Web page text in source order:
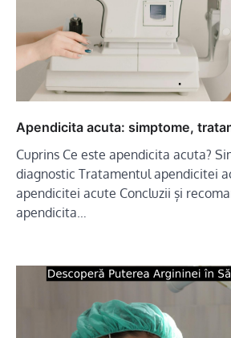
Apendicita acuta: simptome,
Cuprins Ce este apendicita acuta?
diagnostic Tratamentul apendicitei
apendicitei acute Concluzii și
apendicita…